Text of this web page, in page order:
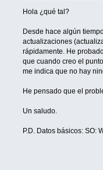
Hola ¿qué tal?
Desde hace algún
actualizaciones
rápidamente. He
que cuando creo el
me indica que no hay
He pensado que el
Un saludo.
P.D. Datos básicos: SO: